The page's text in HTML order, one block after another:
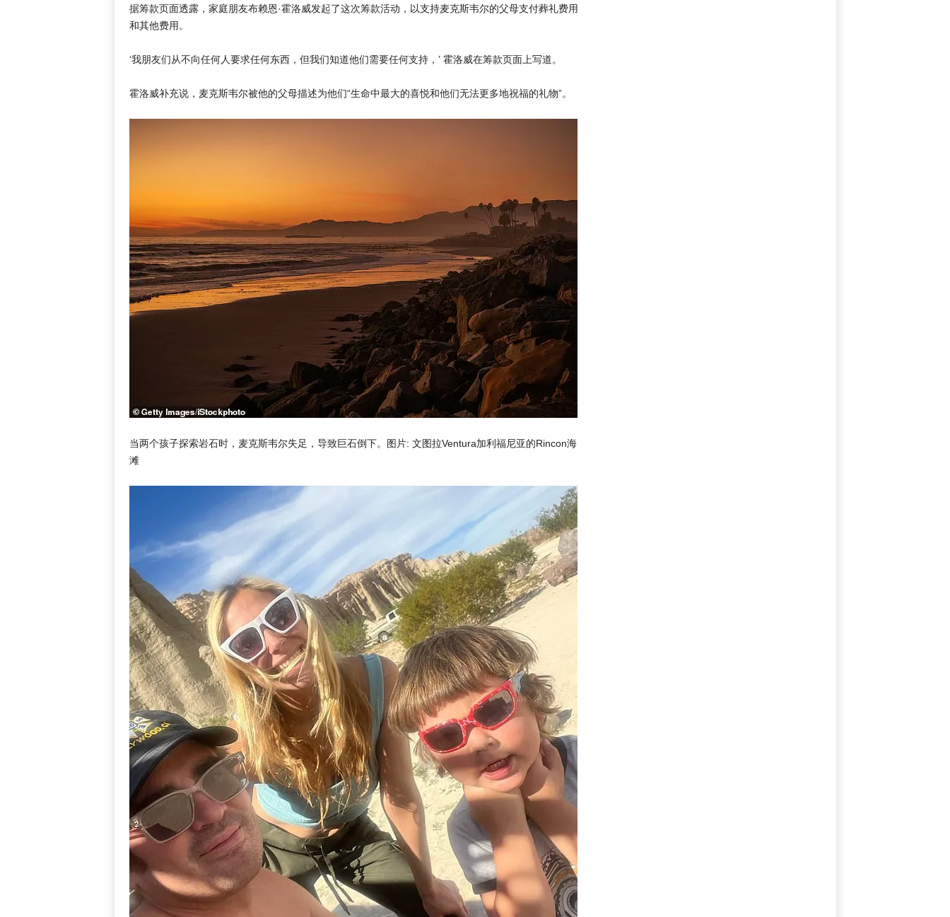
据筹款页面透露，家庭朋友布赖恩·霍洛威发起了这次筹款活动，以支持麦克斯韦尔的父母支付葬礼费用
和其他费用。
‘我朋友们从不向任何人要求任何东西，但我们知道他们需要任何支持，’ 霍洛威在筹款页面上写道。
霍洛威补充说，麦克斯韦尔被他的父母描述为他们“生命中最大的喜悦和他们无法更多地祝福的礼物”。
当两个孩子探索岩石时，麦克斯韦尔失足，导致巨石倒下。图片: 文图拉Ventura加利福尼亚的Rincon海
滩